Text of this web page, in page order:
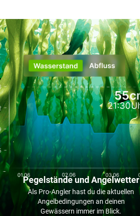
Pegelstände und Angelwetter
Als Pro-Angler hast du die aktuellen
Angelbedingungen an deinen
Gewässern immer im Blick.